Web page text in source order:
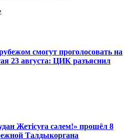
смогут проголосовать на
23 августа: ЦИК разъяснил
Жетісуға сәлем!» прошёл 8
Талдыкоргана